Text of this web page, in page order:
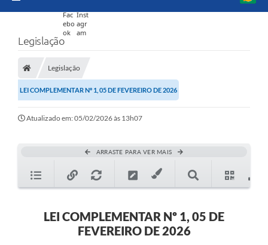
Legislação
Legislação
LEI COMPLEMENTAR Nº 1, 05 DE FEVEREIRO DE 2026
Atualizado em: 05/02/2026 às 13h07
ARRASTE PARA VER MAIS
LEI COMPLEMENTAR Nº 1, 05 DE
FEVEREIRO DE 2026